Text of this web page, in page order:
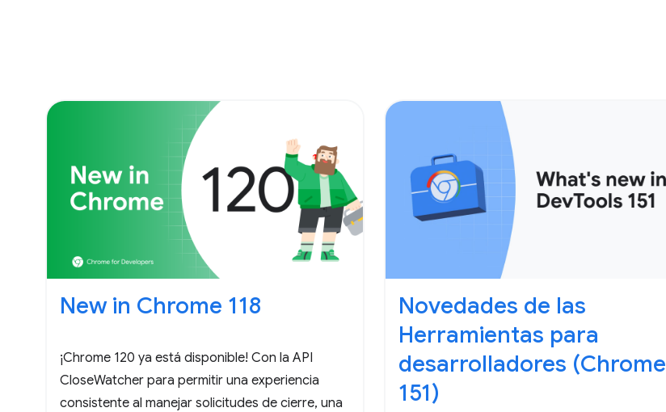
New in Chrome 118
¡Chrome 120 ya está disponible! Con la API
CloseWatcher para permitir una experiencia
consistente al manejar solicitudes de cierre, una
Novedades de las
Herramientas para
desarrolladores (Chrome
151)